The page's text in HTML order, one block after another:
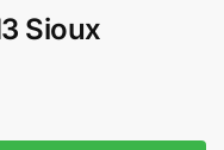
Sioux